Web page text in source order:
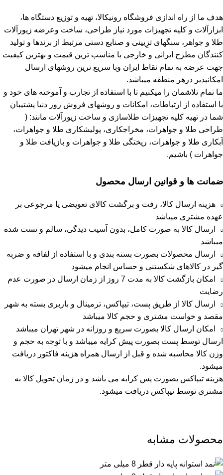
هدف ما از راه اندازی فروشگاه رونیکالا، تهیه و توزیع دستگاه ها،
ابزارآلات و کلیه تجهیزات مورد نیاز طراحی، ساخت وعرضه زیورآلات
طلا و جواهر، سنگهای تزِیینی و صنایع دستی مرتبط از برندها و تولید
کنندگان مطرح ایرانی و خارجی با مناسب ترین قیمت و بهترین کیفیت
جهت عرضه به تمام نقاط ایران وبا سریع ترین روشهای ارسال
امکانپذیر درهر منطقه میباشد.
ما تمام تلاشمان را میکنیم تا با استفاده از تجارب و آموخته های خود و
با استفاده از ارتباطات، امکانات و روشهای فروش روز دنیا پشتیبان
شما در تهیه کلیه تجهیزات طلاسازی و ساخت زیورآلات مانند: (
طراحی طلا و جواهرات، مخراجکاری، پولیشکاری طلا و جواهرات،
آبکاری طلا و جواهرات، ریختگی طلا و جواهرات و بازیافت طلا و
جواهرات ) باشیم.
ضمانت ها و قوانین ارسال محصول
هزینه ارسال کالا، رفت و برگشت کالای تعویضی یا مرجوعی بر
عهده مشتری میباشد
ارسال کالا به صورت کامل، بدون آسیب دیدگی، سالم و تست شده
میباشد
ارسال محصولات بصورت بسته بندی و با استفاده از لفافه و ضربه
گیر در کالاهای شکستنی و حساس انجام میشود
امکان بازگشت کالا به مدت 7 روز از زمان ارسال در صورت عدم
رضایت
ارسال کالا از طریق پست، تیپاکس، ترمینال و باربری بسته به شهر
مقصد و خواست مشتری و حجم کالا میباشد
امکان ارسال کالا بصورت سریع و روزانه در شهر تهران میباشد
ارسال توسط پست بصورت پیش کرایه میباشد و با توجه به حجم و
وزن کالا محاسبه شده و قبل از ارسال همراه هزینه فاکتور دریافت
میشود.
هزینه تیپاکس بصورت پس کرایه می باشد و در زمان تحویل کالا به
مشتری توسط تیپاکس دریافت میشود.
محصولات مشابه